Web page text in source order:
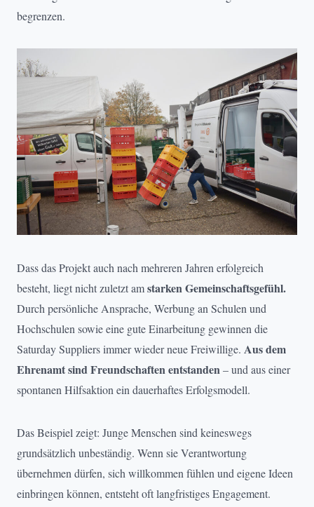
begrenzen.
Dass das Projekt auch nach mehreren Jahren erfolgreich
besteht, liegt nicht zuletzt amstarken Gemeinschaftsgefühl.
Durch persönliche Ansprache, Werbung an Schulen und
Hochschulen sowie eine gute Einarbeitung gewinnen die
Saturday Suppliers immer wieder neue Freiwillige. Aus dem
Ehrenamt sind Freundschaften entstanden– und aus einer
spontanen Hilfsaktion ein dauerhaftes Erfolgsmodell.
Das Beispiel zeigt: Junge Menschen sind keineswegs
grundsätzlich unbeständig. Wenn sie Verantwortung
übernehmen dürfen, sich willkommen fühlen und eigene Ideen
einbringen können, entsteht oft langfristiges Engagement.